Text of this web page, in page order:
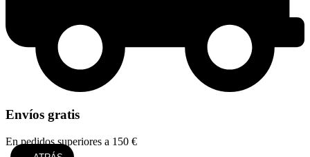
Envíos gratis
En pedidos superiores a 150 €